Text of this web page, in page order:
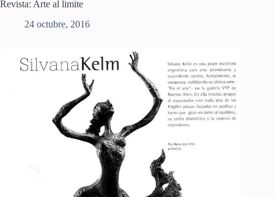
Revista: Arte al limite
24 octubre, 2016